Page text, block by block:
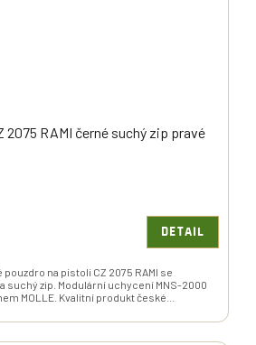
2075 RAMI černé suchý zip pravé
DETAIL
na pistoli CZ 2075 RAMI se
suchý zip. Modulární uchycení MNS-2000
MOLLE. Kvalitní produkt české...